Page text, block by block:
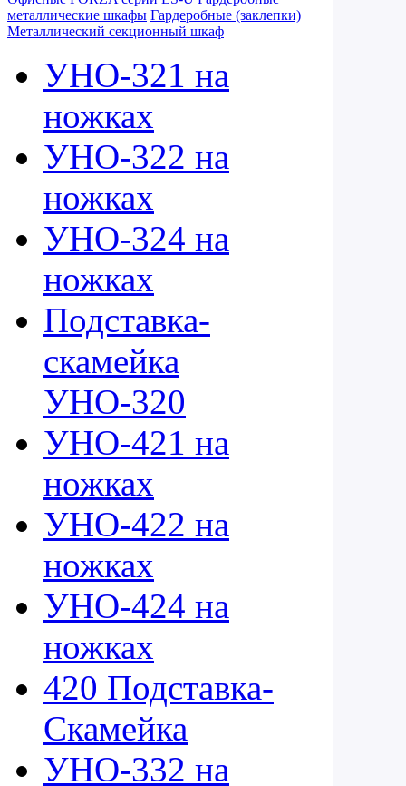
металлические шкафы Гардеробные (заклепки)
Металлический секционный шкаф
УНО-321 на
ножках
УНО-322 на
ножках
УНО-324 на
ножках
Подставка-
скамейка
УНО-320
УНО-421 на
ножках
УНО-422 на
ножках
УНО-424 на
ножках
420 Подставка-
Скамейка
УНО-332 на